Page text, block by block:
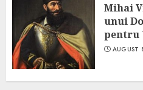
Mihai
unui
pentru
AUGUST